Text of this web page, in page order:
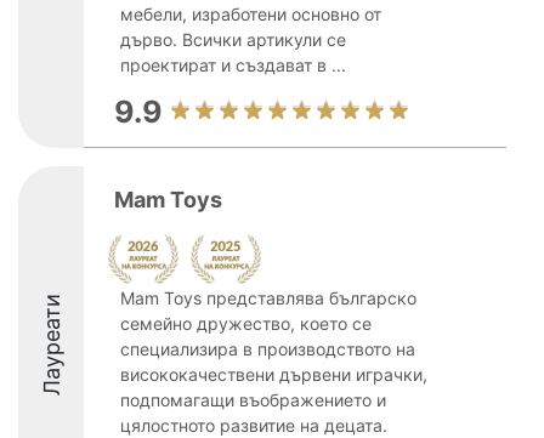
мебели, изработени основно от
дърво. Всички артикули се
проектират и създават в ...
9.9
Лауреати
Mam Toys
Mam Toys представлява българско
семейно дружество, което се
специализира в производството на
висококачествени дървени играчки,
подпомагащи въображението и
цялостното развитие на децата.